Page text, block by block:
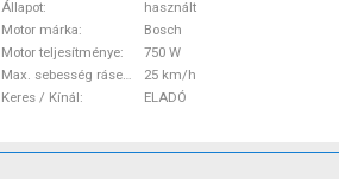
Állapot
használt
Motor márka
Bosch
Motor teljesítménye
750 W
Max. sebesség rásegítéssel
25 km/h
Keres / Kínál
ELADÓ